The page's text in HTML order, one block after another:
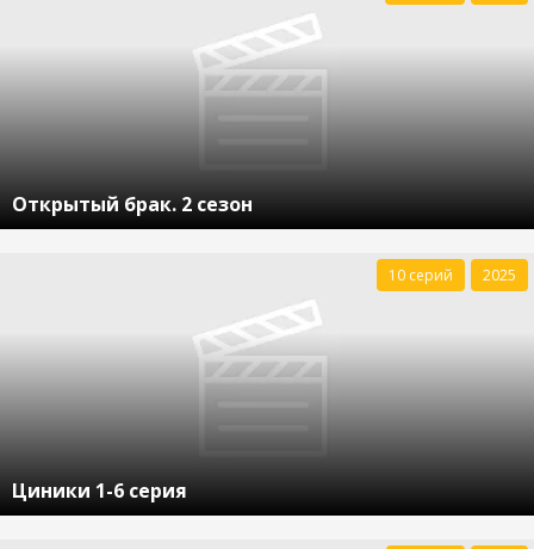
Открытый брак. 2 сезон
Циники 1-6 серия
10 серий 2025